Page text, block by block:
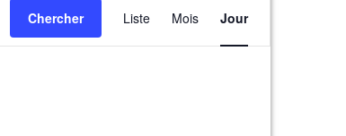
Chercher
de
vues
Liste Mois Jour